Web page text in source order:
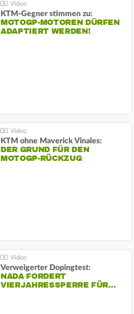
KTM-Gegner stimmen zu:
MOTOGP-MOTOREN DÜRFEN
ADAPTIERT WERDEN!
KTM ohne Maverick Vinales:
DER GRUND FÜR DEN
MOTOGP-RÜCKZUG
Verweigerter Dopingtest:
NADA FORDERT
VIERJAHRESSPERRE FÜR…